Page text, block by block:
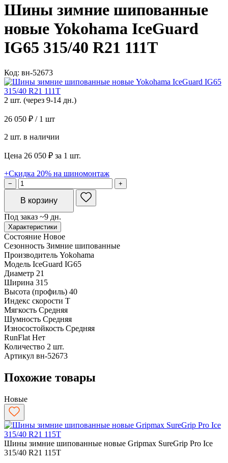
Шины зимние шипованные
новые Yokohama IceGuard
IG65 315/40 R21 111T
Код: вн-52673
2 шт. (через 9-14 дн.)
26 050 ₽ / 1 шт
2 шт. в наличии
Цена 26 050 ₽ за 1 шт.
+Скидка 20% на шиномонтаж
− +
В корзину
Под заказ ~9 дн.
Характеристики
Состояние Новое
Сезонность Зимние шипованные
Производитель Yokohama
Модель IceGuard IG65
Диаметр 21
Ширина 315
Высота (профиль) 40
Индекс скорости T
Мягкость Средняя
Шумность Средняя
Износостойкость Средняя
RunFlat Нет
Количество 2 шт.
Артикул вн-52673
Похожие товары
Новые
Шины зимние шипованные новые Gripmax SureGrip Pro Ice
315/40 R21 115T